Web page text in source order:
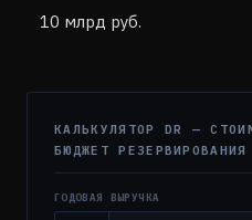
10 млрд руб.
КАЛЬКУЛЯТОР DR —
БЮДЖЕТ РЕЗЕРВИРОВАНИЯ
ГОДОВАЯ ВЫРУЧКА